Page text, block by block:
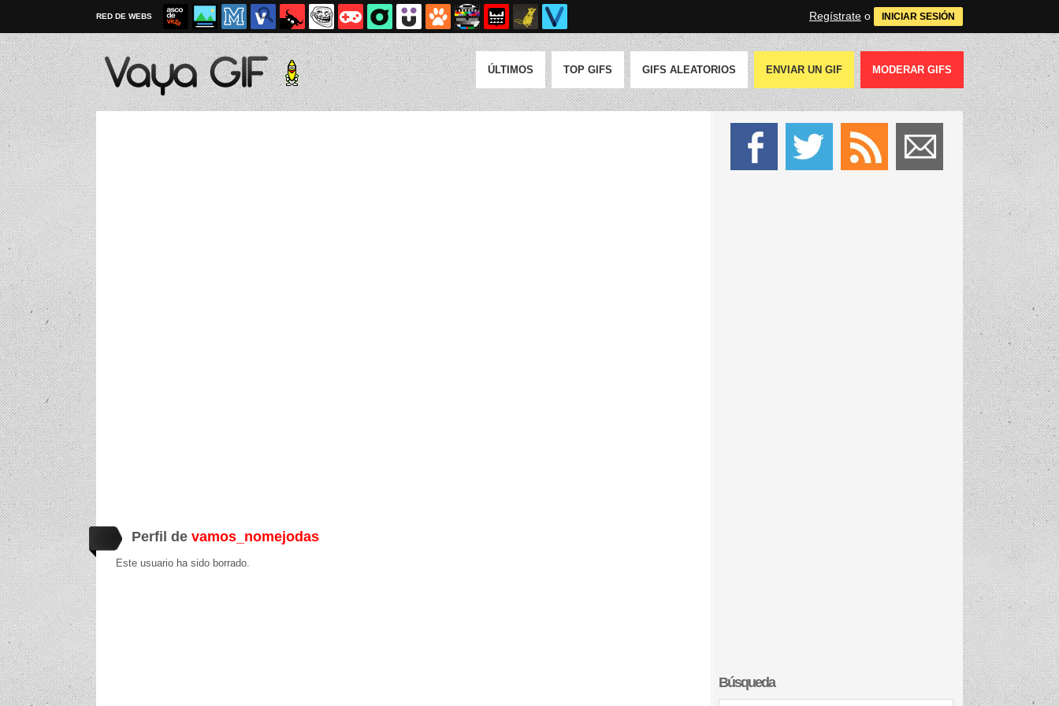
RED DE WEBS Regístrate o INICIAR SESIÓN
ÚLTIMOS TOP GIFS GIFS ALEATORIOS ENVIAR UN GIF MODERAR GIFS
Perfil de vamos_nomejodas
Este usuario ha sido borrado.
Búsqueda